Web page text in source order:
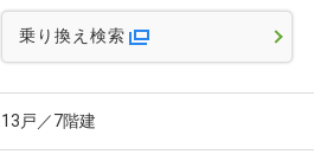
乗り換え検索
13戸／7階建